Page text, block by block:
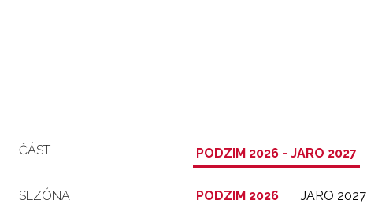
ČÁST PODZIM 2026 - JARO 2027
SEZÓNA PODZIM 2026 JARO 2027